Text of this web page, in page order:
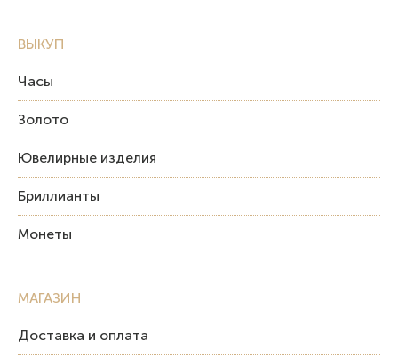
ВЫКУП
Часы
Золото
Ювелирные изделия
Бриллианты
Монеты
МАГАЗИН
Доставка и оплата